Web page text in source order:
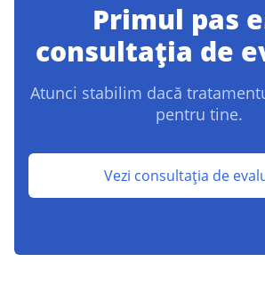
Primul pas
consultația de
Atunci stabilim dacă
pentru tine.
Vezi consultația de